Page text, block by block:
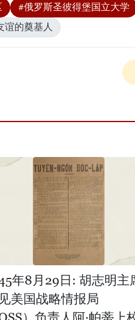
#俄罗斯圣彼得堡国立大学
谊的奠基人
年8月29日: 胡志明主
美国战略情报局